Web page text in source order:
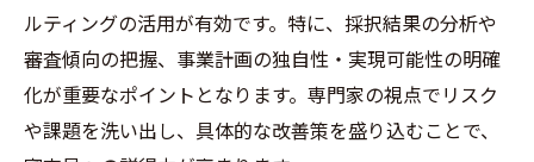
ルティングの活用が有効です。特に、採択結果の分析や
審査傾向の把握、事業計画の独自性・実現可能性の明確
化が重要なポイントとなります。専門家の視点でリスク
や課題を洗い出し、具体的な改善策を盛り込むことで、